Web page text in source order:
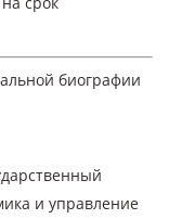
биографии
и управление